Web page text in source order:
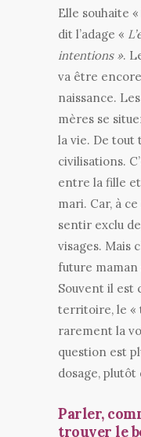
Elle souhaite
dit l’adage «
intentions ».
va être
naissance.
mères se
la vie. De tout
civilisations.
entre la fille
mari. Car, à
sentir exclu
visages. Mais
future maman
Souvent il est
territoire, le «
rarement la
question est
dosage, plutôt
Parler,
trouver le